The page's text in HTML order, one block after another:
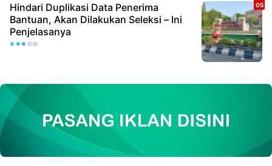
Hindari Duplikasi Data Penerima
Bantuan, Akan Dilakukan Seleksi – Ini
Penjelasanya